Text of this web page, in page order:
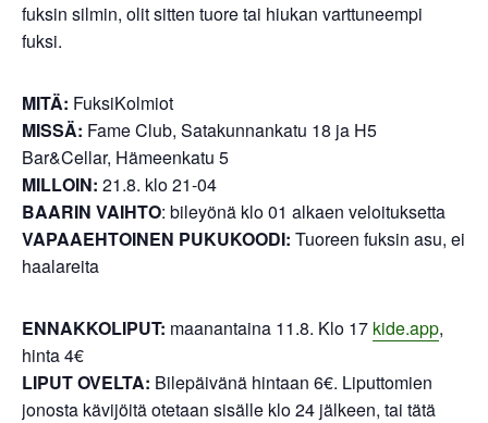
fuksin silmin, olit sitten tuore tai hiukan varttuneempi
fuksi.
MITÄ: FuksiKolmiot
MISSÄ: Fame Club, Satakunnankatu 18 ja H5
Bar&Cellar, Hämeenkatu 5
MILLOIN: 21.8. klo 21-04
BAARIN VAIHTO: bileyönä klo 01 alkaen veloituksetta
VAPAAEHTOINEN PUKUKOODI: Tuoreen fuksin asu, ei
haalareita
ENNAKKOLIPUT: maanantaina 11.8. Klo 17 kide.app,
hinta 4€
LIPUT OVELTA: Bilepäivänä hintaan 6€. Liputtomien
jonosta kävijöitä otetaan sisälle klo 24 jälkeen, tai tätä